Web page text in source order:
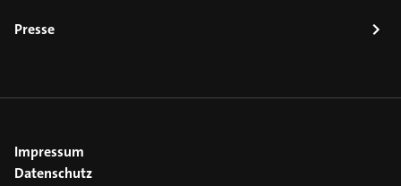
Presse
Impressum
Datenschutz